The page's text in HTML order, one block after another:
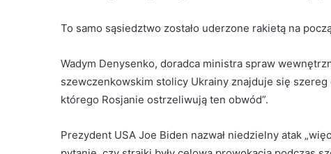
To samo sąsiedztwo zostało uderzone rakietą na
Wadym Denysenko, doradca ministra spraw
szewczenkowskim stolicy Ukrainy znajduje się
którego Rosjanie ostrzeliwują ten obwód”.
Prezydent USA Joe Biden nazwał niedzielny atak